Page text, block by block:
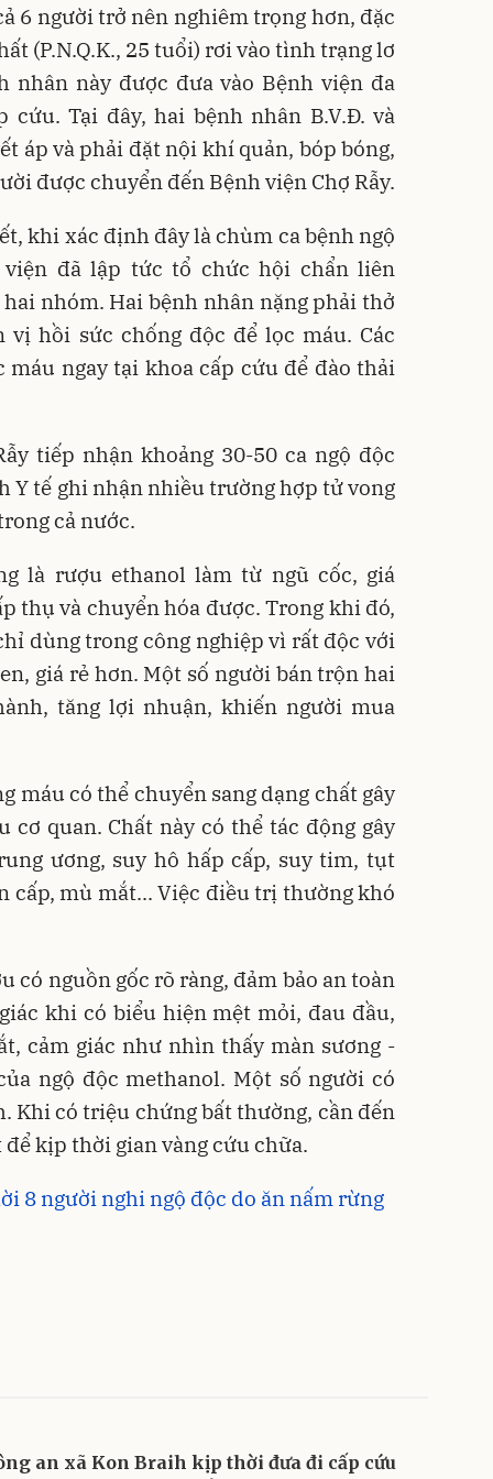
6 người trở nên nghiêm trọng hơn, đặc
(P.N.Q.K., 25 tuổi) rơi vào tình trạng lơ
nhân này được đưa vào Bệnh viện đa
cứu. Tại đây, hai bệnh nhân B.V.Đ. và
áp và phải đặt nội khí quản, bóp bóng,
được chuyển đến Bệnh viện Chợ Rẫy.
khi xác định đây là chùm ca bệnh ngộ
đã lập tức tổ chức hội chẩn liên
nhóm. Hai bệnh nhân nặng phải thở
vị hồi sức chống độc để lọc máu. Các
ngay tại khoa cấp cứu để đào thải
tiếp nhận khoảng 30-50 ca ngộ độc
Y tế ghi nhận nhiều trường hợp tử vong
cả nước.
là rượu ethanol làm từ ngũ cốc, giá
thụ và chuyển hóa được. Trong khi đó,
dùng trong công nghiệp vì rất độc với
giá rẻ hơn. Một số người bán trộn hai
tăng lợi nhuận, khiến người mua
máu có thể chuyển sang dạng chất gây
cơ quan. Chất này có thể tác động gây
ương, suy hô hấp cấp, suy tim, tụt
cấp, mù mắt... Việc điều trị thường khó
có nguồn gốc rõ ràng, đảm bảo an toàn
khi có biểu hiện mệt mỏi, đau đầu,
cảm giác như nhìn thấy màn sương -
ngộ độc methanol. Một số người có
Khi có triệu chứng bất thường, cần đến
để kịp thời gian vàng cứu chữa.
8 người nghi ngộ độc do ăn nấm rừng
an xã Kon Braih kịp thời đưa đi cấp cứu